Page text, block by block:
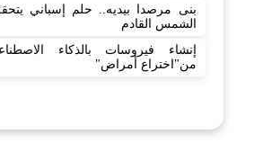
بنى مرصدا بيديه.. حلم إسباني
الشمس القادم
إنشاء فيروسات بالذكاء
من"اختراع أمراض"